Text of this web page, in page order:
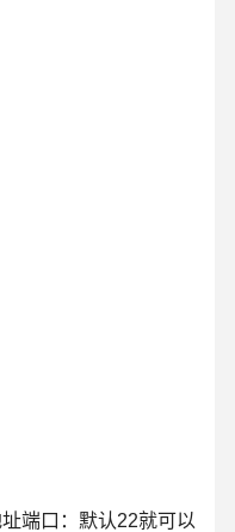
端口：默认22就可以